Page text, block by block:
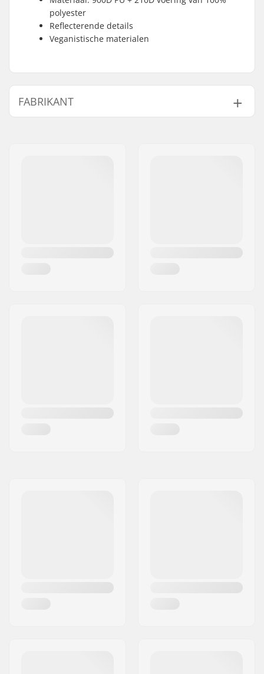
polyester
Reflecterende details
Veganistische materialen
FABRIKANT